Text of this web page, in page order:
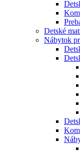
Detské
Nábytok